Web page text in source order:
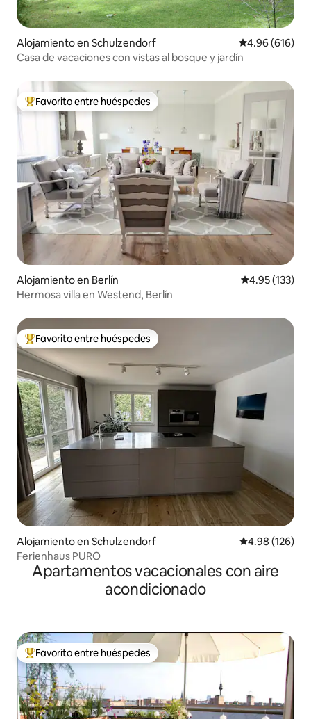
Alojamiento en Schulzendorf Calificación
4.96 (616)
Casa de vacaciones con vistas al bosque y jardín
Favorito entre huéspedes preferido
Favorito entre huéspedes
Alojamiento en Berlín Calificación
4.95 (133)
Hermosa villa en Westend, Berlín
Favorito entre huéspedes preferido
Favorito entre huéspedes
Alojamiento en Schulzendorf Calificación
4.98 (126)
Ferienhaus PURO
Apartamentos vacacionales con aire
acondicionado
Favorito entre huéspedes preferido
Favorito entre huéspedes